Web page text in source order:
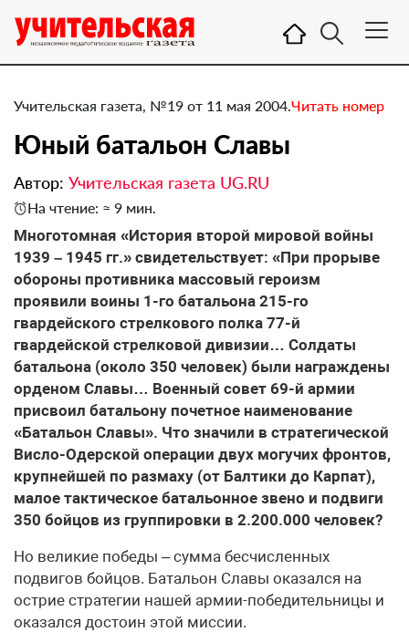
Учительская газета, №19 от 11 мая 2004.Читать номер
Юный батальон Славы
Автор: Учительская газета UG.RU
На чтение: ≈ 9 мин.
Многотомная «История второй мировой войны
1939 – 1945 гг.» свидетельствует: «При прорыве
обороны противника массовый героизм
проявили воины 1-го батальона 215-го
гвардейского стрелкового полка 77-й
гвардейской стрелковой дивизии… Солдаты
батальона (около 350 человек) были награждены
орденом Славы… Военный совет 69-й армии
присвоил батальону почетное наименование
«Батальон Славы». Что значили в стратегической
Висло-Одерской операции двух могучих фронтов,
крупнейшей по размаху (от Балтики до Карпат),
малое тактическое батальонное звено и подвиги
350 бойцов из группировки в 2.200.000 человек?
Но великие победы – сумма бесчисленных
подвигов бойцов. Батальон Славы оказался на
острие стратегии нашей армии-победительницы и
оказался достоин этой миссии.